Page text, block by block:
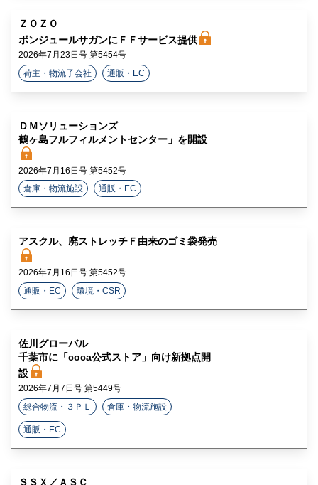
ＺＯＺＯ
ボンジュールサガンにＦＦサービス提供
2026年7月23日号 第5454号
荷主・物流子会社
通販・EC
ＤＭソリューションズ
鶴ヶ島フルフィルメントセンター」を開設
2026年7月16日号 第5452号
倉庫・物流施設
通販・EC
アスクル、廃ストレッチＦ由来のゴミ袋発売
2026年7月16日号 第5452号
通販・EC
環境・CSR
佐川グローバル
千葉市に「coca公式ストア」向け新拠点開
設
2026年7月7日号 第5449号
総合物流・３ＰＬ
倉庫・物流施設
通販・EC
ＳＳＸ／ＡＳＣ